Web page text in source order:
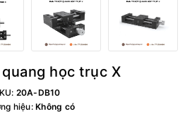
học trục X
20A-DB10
hiệu:Không có